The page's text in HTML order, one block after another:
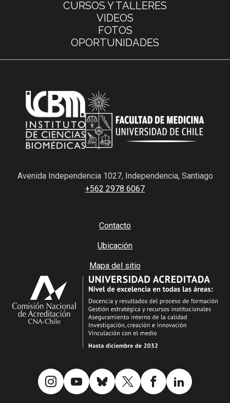
CURSOS Y TALLERES
VIDEOS
FOTOS
OPORTUNIDADES
Avenida Independencia 1027, Independencia, Santiago
+562 2978 6067
Contacto
Ubicación
Mapa del sitio